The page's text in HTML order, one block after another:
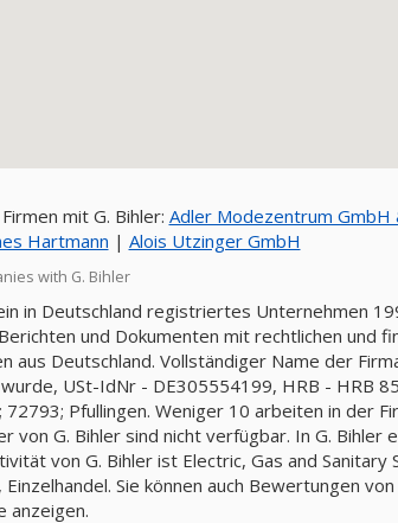
mit G. Bihler: Adler Modezentrum GmbH
Hartmann | Alois Utzinger GmbH
with G. Bihler
in Deutschland registriertes Unternehmen
und Dokumenten mit rechtlichen und
aus Deutschland. Vollständiger Name der
USt-IdNr - DE305554199, HRB - HRB
72793; Pfullingen. Weniger 10 arbeiten in der
von G. Bihler sind nicht verfügbar. In G.
von G. Bihler ist Electric, Gas and
Sie können auch Bewertungen
anzeigen.